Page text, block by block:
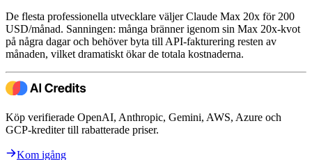
De flesta professionella utvecklare väljer Claude Max 20x för 200
USD/månad. Sanningen: många bränner igenom sin Max 20x-kvot
på några dagar och behöver byta till API-fakturering resten av
månaden, vilket dramatiskt ökar de totala kostnaderna.
Köp verifierade OpenAI, Anthropic, Gemini, AWS, Azure och
GCP-krediter till rabatterade priser.
Kom igång